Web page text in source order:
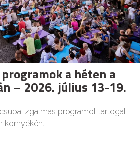
a héten a
– 2026. július 13-19.
izgalmas programot tartogat
környékén.